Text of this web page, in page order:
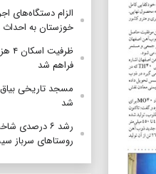
الزام دستگاه‌های
خوزستان به احداث
فراهم شد
مسجد تاریخی
شد
رشد ۶ درصدی
روستاهای سرباز